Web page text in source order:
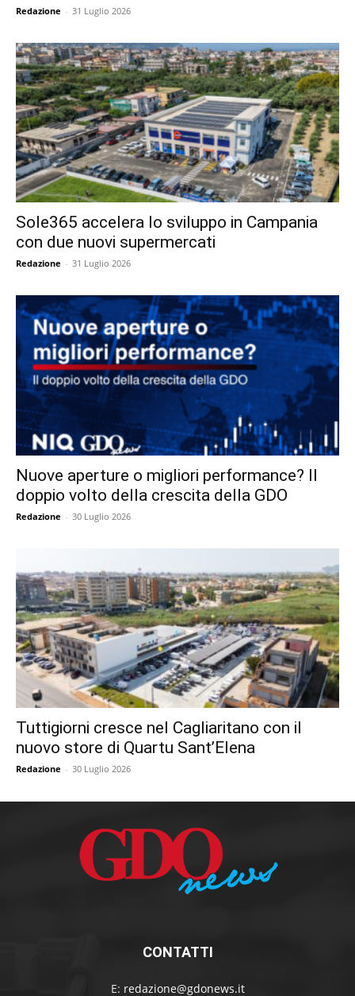
Redazione - 31 Luglio 2026
Sole365 accelera lo sviluppo in Campania
con due nuovi supermercati
Redazione - 31 Luglio 2026
Nuove aperture o migliori performance? Il
doppio volto della crescita della GDO
Redazione - 30 Luglio 2026
Tuttigiorni cresce nel Cagliaritano con il
nuovo store di Quartu Sant’Elena
Redazione - 30 Luglio 2026
CONTATTI
E: redazione@gdonews.it